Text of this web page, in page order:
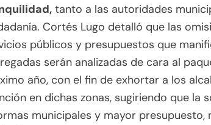
tanto a las autoridades
Cortés Lugo detalló que las
públicos y presupuestos que
serán analizadas de cara al
año, con el fin de exhortar a los
en dichas zonas, sugiriendo que la
municipales y mayor presupuesto,